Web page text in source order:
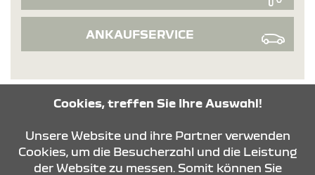
ANKAUFSERVICE
KONTAKT & ANFAHRT
Cookies, treffen Sie Ihre Auswahl!
Unsere Website und ihre Partner verwenden
Cookies, um die Besucherzahl und die Leistung
der Website zu messen. Somit können Sie